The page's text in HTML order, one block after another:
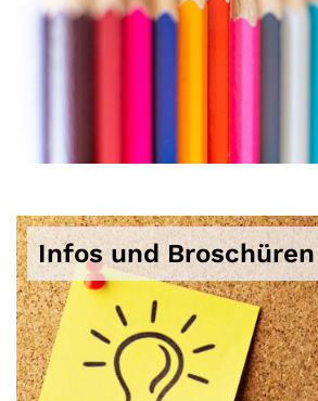
Infos und Broschüren